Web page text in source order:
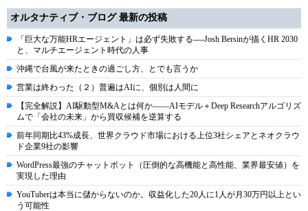
オルタナティブ・ブログ 最新の投稿
「巨大な万能HRエージェント」は必ず失敗する----Josh Bersinが描くHR 2030
と、マルチエージェント時代の人事
沖縄で台風が来たときの過ごし方、とでも言うか
営業は終わった（２）普遍はAIに、個別は人間に
【完全解説】AI駆動型M&Aとは何か――AIモデル＋Deep Researchアルゴリズ
ムで「会社の未来」から買収候補を逆算する
前年同期比43%成長、世界クラウド市場における上位3社シェアとネオクラウ
ド企業9社の影響
WordPress最強のチャットボット（圧倒的な高機能と高性能、業界最安値）を
実現した理由
YouTuberは本当に儲からないのか。収益化した20人に1人が月30万円以上とい
う可能性